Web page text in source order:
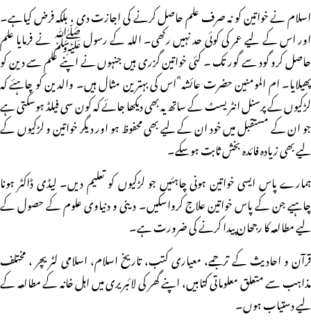
اسلام نے خواتین کو نہ صرف علم حاصل کرنے کی اجازت دی ، بلکہ فرض کیاہے۔
اور اس کے لیے عمر کی کوئی حد نہیں رکھی۔ اللہ کے رسول ﷺ نے فرمایا علم
حاصل کرو گود سے گور تک ۔ کئی خواتین گزری ہیں جنہوں نے اپنے علم سے دین کو
پھیلایا۔ ام المومنین حضرت عائشہ ؓ اس کی بہترین مثال ہیں۔ والدین کو چاہئے کہ
لڑکیوں کے پرسنل انٹریسٹ کے ساتھ یہ بھی دیکھا جائے کہ کون سی فیلڈ ہوسکتی ہے
جو ان کے مستقبل میں خود ان کے لیے بھی محفوظ ہو اور دیگر خواتین و لڑکیوں کے
لیے بھی زیادہ فائدہ بخش ثابت ہوسکے۔
ہمارے پاس ایسی خواتین ہونی چاہئیں جو لڑکیوں کو تعلیم دیں۔ لیڈی ڈاکٹر ہونا
چاہیے جن کے پاس خواتین علاج کرواسکیں۔ دینی و دنیاوی علوم کے حصول کے
لیے مطالعہ کا رجحان پیدا کرنے کی ضرورت ہے۔
قرآن و احادیث کے ترجمے، معیاری کتب، تاریخ اسلام، اسلامی لٹریچر ، مختلف
مذاہب سے متعلق معلوماتی کتابیں، اپنے گھر کی لائبریری میں اہل خانہ کے مطالعہ کے
لیے دستیاب ہوں۔